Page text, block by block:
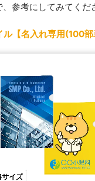
参考にしてみてくだ
【名入れ専用(100部